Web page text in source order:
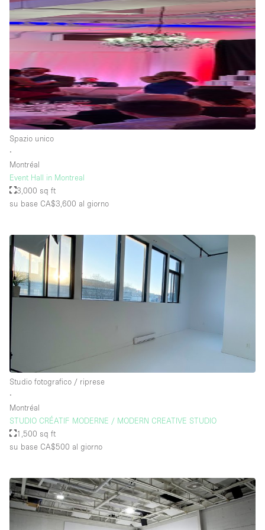
Spazio unico
∙
Montréal
Event Hall in Montreal
3,000 sq ft
su base CA$3,600 al giorno
Studio fotografico / riprese
∙
Montréal
STUDIO CRÉATIF MODERNE / MODERN CREATIVE STUDIO
1,500 sq ft
su base CA$500 al giorno